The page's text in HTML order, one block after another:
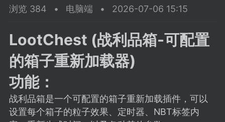
中文社区 SodaMC
教程 材质 社区
浏览 384 • 电脑端 • 2026-07-06 15:15
LootChest (战利品箱-可配置
的箱子重新加载器)
功能：
战利品箱是一个可配置的箱子重新加载插件，可以
设置每个箱子的粒子效果、定时器、NBT标签内